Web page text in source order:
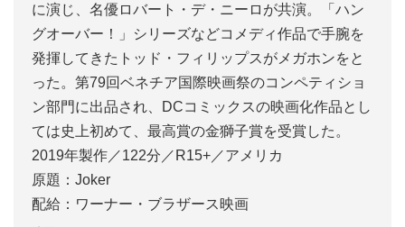
に演じ、名優ロバート・デ・ニーロが共演。「ハン
グオーバー！」シリーズなどコメディ作品で手腕を
発揮してきたトッド・フィリップスがメガホンをと
った。第79回ベネチア国際映画祭のコンペティショ
ン部門に出品され、DCコミックスの映画化作品とし
ては史上初めて、最高賞の金獅子賞を受賞した。
2019年製作／122分／R15+／アメリカ
原題：Joker
配給：ワーナー・ブラザース映画